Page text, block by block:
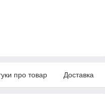
про товар Доставка